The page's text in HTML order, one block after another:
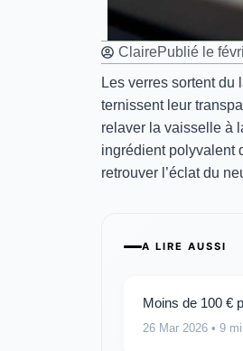
ClairePublié le
Les verres sortent
ternissent leur
relaver la vaisselle à
ingrédient polyvalent
retrouver l’éclat du
A LIRE AUSSI
Moins de 100 €
26 Mar 2026 • 9